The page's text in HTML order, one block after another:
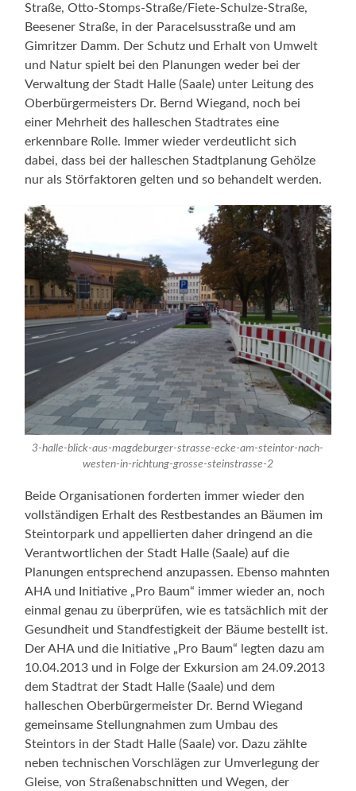
Straße, Otto-Stomps-Straße/Fiete-Schulze-Straße,
Beesener Straße, in der Paracelsusstraße und am
Gimritzer Damm. Der Schutz und Erhalt von Umwelt
und Natur spielt bei den Planungen weder bei der
Verwaltung der Stadt Halle (Saale) unter Leitung des
Oberbürgermeisters Dr. Bernd Wiegand, noch bei
einer Mehrheit des halleschen Stadtrates eine
erkennbare Rolle. Immer wieder verdeutlicht sich
dabei, dass bei der halleschen Stadtplanung Gehölze
nur als Störfaktoren gelten und so behandelt werden.
3-halle-blick-aus-magdeburger-strasse-ecke-am-steintor-nach-
westen-in-richtung-grosse-steinstrasse-2
Beide Organisationen forderten immer wieder den
vollständigen Erhalt des Restbestandes an Bäumen im
Steintorpark und appellierten daher dringend an die
Verantwortlichen der Stadt Halle (Saale) auf die
Planungen entsprechend anzupassen. Ebenso mahnten
AHA und Initiative „Pro Baum“ immer wieder an, noch
einmal genau zu überprüfen, wie es tatsächlich mit der
Gesundheit und Standfestigkeit der Bäume bestellt ist.
Der AHA und die Initiative „Pro Baum“ legten dazu am
10.04.2013 und in Folge der Exkursion am 24.09.2013
dem Stadtrat der Stadt Halle (Saale) und dem
halleschen Oberbürgermeister Dr. Bernd Wiegand
gemeinsame Stellungnahmen zum Umbau des
Steintors in der Stadt Halle (Saale) vor. Dazu zählte
neben technischen Vorschlägen zur Umverlegung der
Gleise, von Straßenabschnitten und Wegen, der